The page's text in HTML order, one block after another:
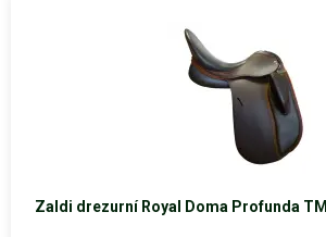
Zaldi drezurní Royal Doma Profunda TM